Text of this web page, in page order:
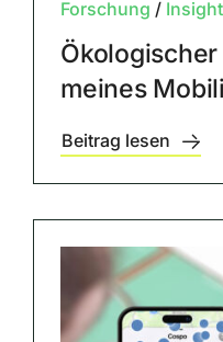
Forschung /
meines
Beitrag lesen